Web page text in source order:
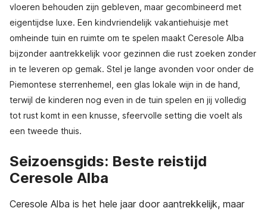
vloeren behouden zijn gebleven, maar gecombineerd met
eigentijdse luxe. Een kindvriendelijk vakantiehuisje met
omheinde tuin en ruimte om te spelen maakt Ceresole Alba
bijzonder aantrekkelijk voor gezinnen die rust zoeken zonder
in te leveren op gemak. Stel je lange avonden voor onder de
Piemontese sterrenhemel, een glas lokale wijn in de hand,
terwijl de kinderen nog even in de tuin spelen en jij volledig
tot rust komt in een knusse, sfeervolle setting die voelt als
een tweede thuis.
Seizoensgids: Beste reistijd
Ceresole Alba
Ceresole Alba is het hele jaar door aantrekkelijk, maar